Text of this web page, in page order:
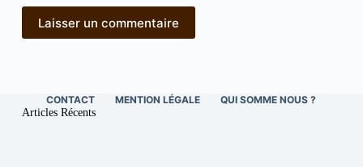
Laisser un commentaire
CONTACT MENTION LÉGALE QUI SOMME NOUS ?
Articles Récents